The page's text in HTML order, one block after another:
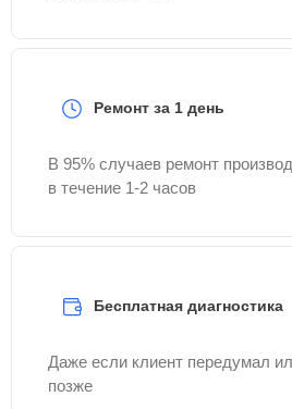
Ремонт за 1 день
В 95% случаев ремонт
в течение 1-2 часов
Бесплатная диагностика
Даже если клиент передумал
позже